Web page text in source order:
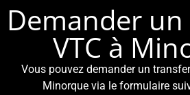
Demander
VTC à
Vous pouvez demander un
Minorque via le formulaire